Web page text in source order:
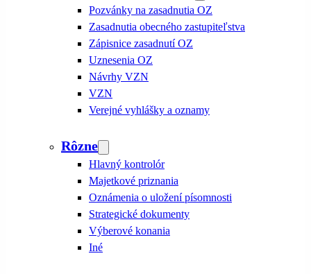
Pozvánky na zasadnutia OZ
Zasadnutia obecného zastupiteľstva
Zápisnice zasadnutí OZ
Uznesenia OZ
Návrhy VZN
VZN
Verejné vyhlášky a oznamy
Rôzne
Hlavný kontrolór
Majetkové priznania
Oznámenia o uložení písomnosti
Strategické dokumenty
Výberové konania
Iné